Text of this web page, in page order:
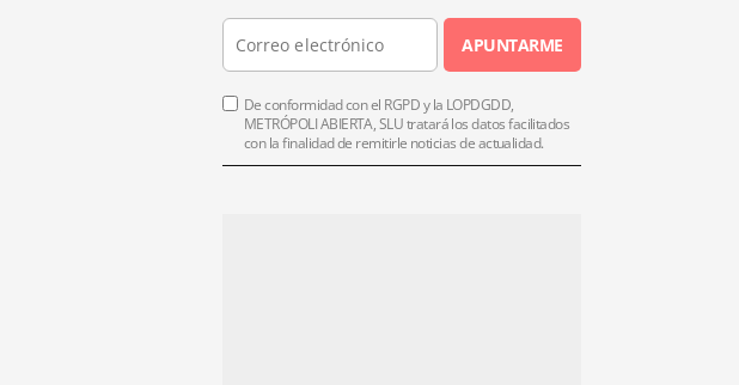
APUNTARME
De conformidad con el RGPD y la LOPDGDD,
METRÓPOLI ABIERTA, SLU tratará los datos facilitados
con la finalidad de remitirle noticias de actualidad.